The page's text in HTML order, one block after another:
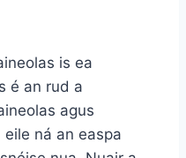
is ea
é an rud a
agus
ná an easpa